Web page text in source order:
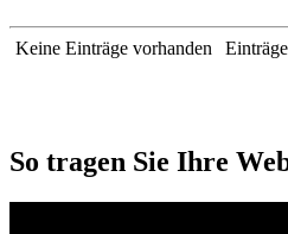
Keine Einträge vorhanden
So tragen Sie Ihre